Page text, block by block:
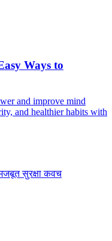
Ways to
and improve mind
and healthier habits with